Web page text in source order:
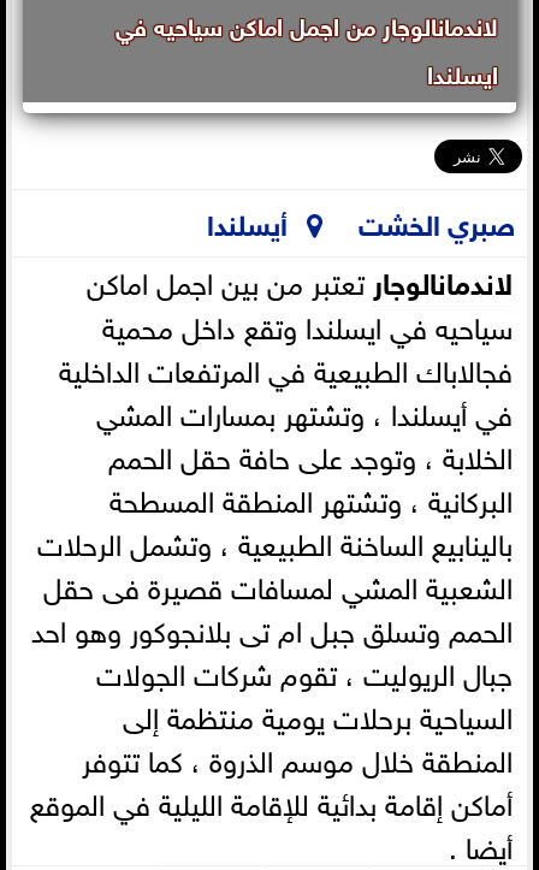
لاندمانالوجار من اجمل اماكن سياحيه في
ايسلندا
صبري الخشت أيسلندا
لاندمانالوجار تعتبر من بين اجمل اماكن
سياحيه في ايسلندا وتقع داخل محمية
فجالاباك الطبيعية في المرتفعات الداخلية
في أيسلندا ، وتشتهر بمسارات المشي
الخلابة ، وتوجد على حافة حقل الحمم
البركانية ، وتشتهر المنطقة المسطحة
بالينابيع الساخنة الطبيعية ، وتشمل الرحلات
الشعبية المشي لمسافات قصيرة فى حقل
الحمم وتسلق جبل ام تى بلانجوكور وهو احد
جبال الريوليت ، تقوم شركات الجولات
السياحية برحلات يومية منتظمة إلى
المنطقة خلال موسم الذروة ، كما تتوفر
أماكن إقامة بدائية للإقامة الليلية في الموقع
أيضا .